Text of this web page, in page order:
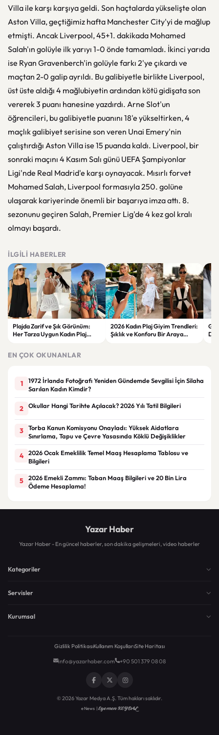
Villa ile karşı karşıya geldi. Son haçtalarda yükselişte olan
Aston Villa, geçtiğimiz hafta Manchester City'yi de mağlup
etmişti. Ancak Liverpool, 45+1. dakikada Mohamed
Salah'ın golüyle ilk yarıyı 1-0 önde tamamladı. İkinci yarıda
ise Ryan Gravenberch'in golüyle farkı 2'ye çıkardı ve
maçtan 2-0 galip ayrıldı. Bu galibiyetle birlikte Liverpool,
üst üste aldığı 4 mağlubiyetin ardından kötü gidişata son
vererek 3 puanı hanesine yazdırdı. Arne Slot'un
öğrencileri, bu galibiyetle puanını 18'e yükseltirken, 4
maçlık galibiyet serisine son veren Unai Emery'nin
çalıştırdığı Aston Villa ise 15 puanda kaldı. Liverpool, bir
sonraki maçını 4 Kasım Salı günü UEFA Şampiyonlar
Ligi'nde Real Madrid'e karşı oynayacak. Mısırlı forvet
Mohamed Salah, Liverpool formasıyla 250. golüne
ulaşarak kariyerinde önemli bir başarıya imza attı. 8.
sezonunu geçiren Salah, Premier Lig'de 4 kez gol kralı
olmayı başardı.
İLGILI HABERLER
Plajda Zarif ve Şık Görünüm:
Her Tarza Uygun Kadın Plaj
2026 Kadın Plaj Giyim Trendleri:
Şıklık ve Konforu Bir Araya
EN ÇOK OKUNANLAR
1
1972 İrlanda Fotoğrafı Yeniden Gündemde Sevgilisi İçin Silaha
Sarılan Kadın Kimdir?
2 Okullar Hangi Tarihte Açılacak? 2026 Yılı Tatil Bilgileri
3
Torba Kanun Komisyonu Onayladı: Yüksek Aidatlara
Sınırlama, Tapu ve Çevre Yasasında Köklü Değişiklikler
4
2026 Ocak Emeklilik Temel Maaş Hesaplama Tablosu ve
Bilgileri
5
2026 Emekli Zammı: Taban Maaş Bilgileri ve 20 Bin Lira
Ödeme Hesaplama!
Yazar Haber
Yazar Haber - En güncel haberler, son dakika gelişmeleri, video haberler
Kategoriler
Servisler
Kurumsal
Gizlilik PolitikasıKullanım KoşullarıSite Haritası
info@yazarhaber.com +90 501 379 08 08
© 2026 Yazar Medya A.Ş. Tüm hakları saklıdır.
eNews |Egemen KEYDAL